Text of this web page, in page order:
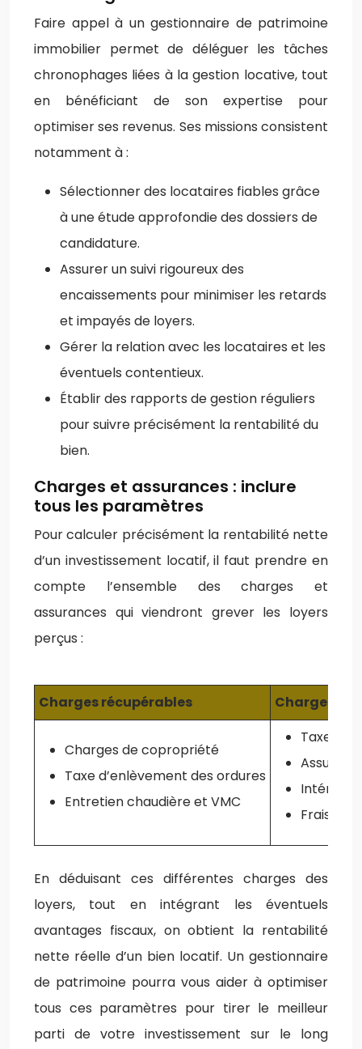
Faire appel à un gestionnaire de patrimoine
immobilier permet de déléguer les tâches
chronophages liées à la gestion locative, tout
en bénéficiant de son expertise pour
optimiser ses revenus. Ses missions consistent
notamment à :
Sélectionner des locataires fiables grâce
à une étude approfondie des dossiers de
candidature.
Assurer un suivi rigoureux des
encaissements pour minimiser les retards
et impayés de loyers.
Gérer la relation avec les locataires et les
éventuels contentieux.
Établir des rapports de gestion réguliers
pour suivre précisément la rentabilité du
bien.
Charges et assurances : inclure
tous les paramètres
Pour calculer précisément la rentabilité nette
d’un investissement locatif, il faut prendre en
compte l’ensemble des charges et
assurances qui viendront grever les loyers
perçus :
Charges récupérables Charges
Charges de copropriété
Taxe d’enlèvement des ordures
Entretien chaudière et VMC
Taxe
Intérêts
Frais de
En déduisant ces différentes charges des
loyers, tout en intégrant les éventuels
avantages fiscaux, on obtient la rentabilité
nette réelle d’un bien locatif. Un gestionnaire
de patrimoine pourra vous aider à optimiser
tous ces paramètres pour tirer le meilleur
parti de votre investissement sur le long